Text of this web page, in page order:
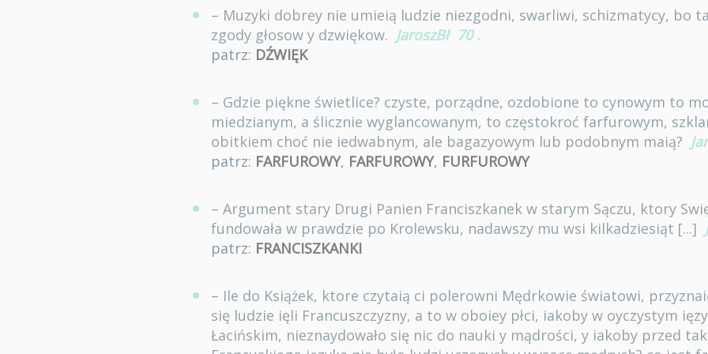
– Muzyki dobrey nie umieią ludzie niezgodni, swarliwi, schizmatycy, bo
zgody głosow y dzwiękow. JaroszBł 70 .
patrz: DŹWIĘK
– Gdzie piękne świetlice? czyste, porządne, ozdobione to cynowym to
miedzianym, a ślicznie wyglancowanym, to częstokroć farfurowym,
obitkiem choć nie iedwabnym, ale bagazyowym lub podobnym maią?
patrz: FARFUROWY, FARFUROWY, FURFUROWY
– Argument stary Drugi Panien Franciszkanek w starym Sączu, ktory
fundowała w prawdzie po Krolewsku, nadawszy mu wsi kilkadziesiąt [...]
patrz: FRANCISZKANKI
– Ile do Książek, ktore czytaią ci polerowni Mędrkowie światowi,
się ludzie ięli Francuszczyzny, a to w oboiey płci, iakoby w oyczystym
Łacińskim, nieznaydowało się nic do nauki y mądrości, y iakoby przed